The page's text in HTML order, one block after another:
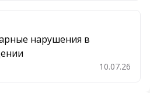
нарушения в
10.07.26